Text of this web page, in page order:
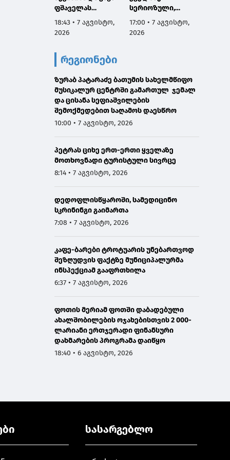
ფშაველას
გამზირების
კვეთიდან ჟვანიას
მოძრაობა
დროებით
შეიზღუდება
18:43 • 7 აგვისტო,
2026
სერიოზული,
ოფიციალური
განცხადება ჩემგან
დამეხმარეთ
გაზიარებაში"
17:00 • 7 აგვისტო,
2026
რეგიონები
ზურაბ პატარაძე ბათუმის სახელმწიფო
მუსიკალურ ცენტრში გამართულ ჯემალ
და ცისანა სეფიაშვილების
შემოქმედებით საღამოს დაესწრო
10:00 • 7 აგვისტო, 2026
პეტრას ციხე ერთ-ერთი ყველაზე
მოთხოვნადი ტურისტული სივრცე
8:14 • 7 აგვისტო, 2026
დედოფლისწყაროში, სამედიცინო
სკრინინგი გაიმართა
7:08 • 7 აგვისტო, 2026
კაფე-ბარები ტროტუარის უნებართვოდ
შეზღუდვის ფაქტზე მუნიციპალურმა
ინსპექციამ გააფრთხილა
6:37 • 7 აგვისტო, 2026
ფოთის მერიამ ფოთში დაბადებული
ახალშობილების ოჯახებისთვის 2 000-
ლარიანი ერთჯერადი ფინანსური
დახმარების პროგრამა დაიწყო
18:40 • 6 აგვისტო, 2026
სასარგებლო